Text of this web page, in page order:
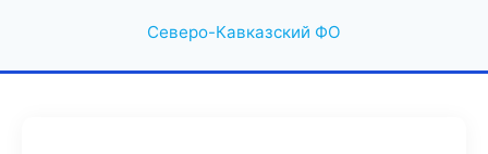
Северо-Кавказский ФО